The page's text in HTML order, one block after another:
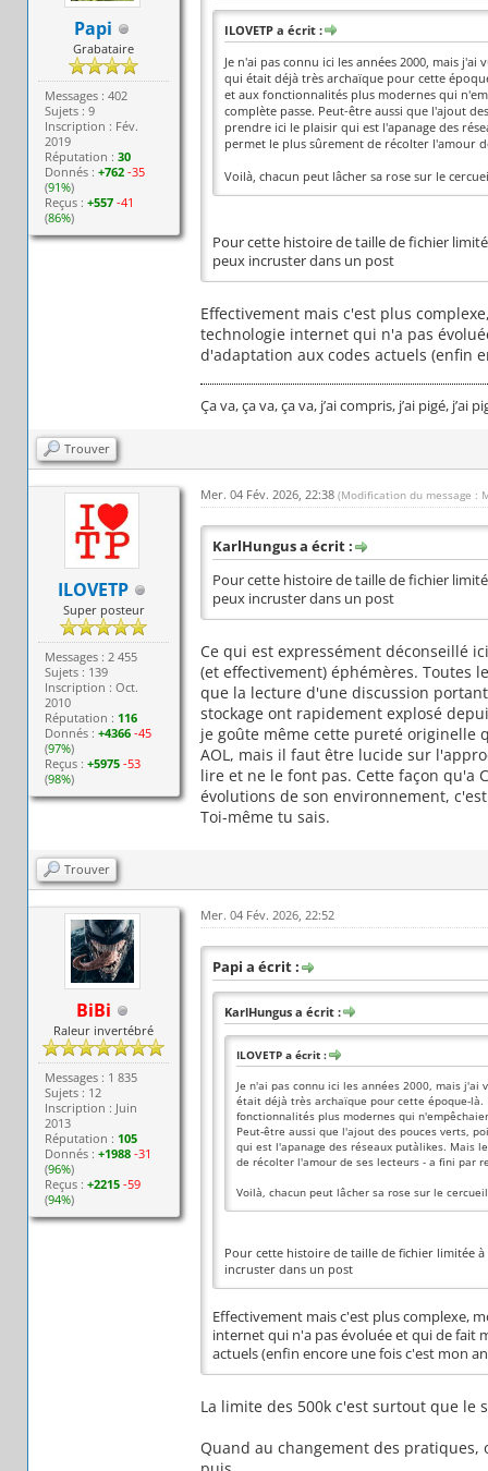
Papi
Grabataire
Messages : 402
Sujets : 9
Inscription : Fév.
2019
Réputation :30
Donnés :+762 -35
(91%)
Reçus :+557 -41
(86%)
ILOVETP a écrit :
Je n'ai pas connu ici les années 2000, mais
qui était déjà très archaïque pour cette
et aux fonctionnalités plus modernes qui
complète passe. Peut-être aussi que l'ajout
prendre ici le plaisir qui est l'apanage des
permet le plus sûrement de récolter l'amour
Voilà, chacun peut lâcher sa rose sur le
Pour cette histoire de taille de fichier
peux incruster dans un post
Effectivement mais c'est plus
technologie internet qui n'a pas
d'adaptation aux codes actuels (enfin
Ça va, ça va, ça va, j’ai compris, j’ai pigé, j’ai
Trouver
ILOVETP
Super posteur
Messages : 2 455
Sujets : 139
Inscription : Oct.
2010
Réputation : 116
Donnés :+4366 -45
(97%)
Reçus :+5975 -53
(98%)
Mer. 04 Fév. 2026, 22:38 (Modification du message :
KarlHungus a écrit :
Pour cette histoire de taille de fichier
peux incruster dans un post
Ce qui est expressément déconseillé
(et effectivement) éphémères. Toutes
que la lecture d'une discussion
stockage ont rapidement explosé
je goûte même cette pureté originelle
AOL, mais il faut être lucide sur
lire et ne le font pas. Cette façon qu'a
évolutions de son environnement,
Toi-même tu sais.
Trouver
BiBi
Raleur invertébré
Messages : 1 835
Sujets : 12
Inscription : Juin
2013
Réputation : 105
Donnés :+1988 -31
(96%)
Reçus :+2215 -59
(94%)
Mer. 04 Fév. 2026, 22:52
Papi a écrit :
KarlHungus a écrit :
ILOVETP a écrit :
Je n'ai pas connu ici les années 2000, mais
était déjà très archaïque pour cette époque-
fonctionnalités plus modernes qui
Peut-être aussi que l'ajout des pouces verts,
qui est l'apanage des réseaux putàlikes. Mais
de récolter l'amour de ses lecteurs - a fini par
Voilà, chacun peut lâcher sa rose sur le
Pour cette histoire de taille de fichier limitée
incruster dans un post
Effectivement mais c'est plus complexe,
internet qui n'a pas évoluée et qui de fait
actuels (enfin encore une fois c'est mon
La limite des 500k c'est surtout que le
Quand au changement des